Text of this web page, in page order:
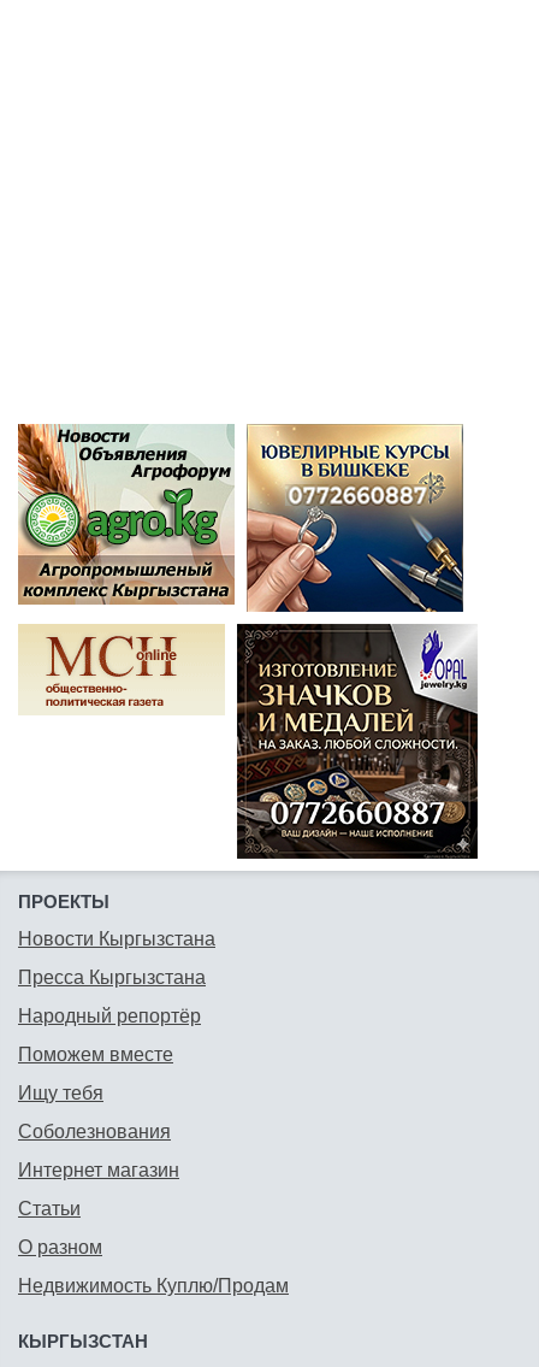
ПРОЕКТЫ
Новости Кыргызстана
Пресса Кыргызстана
Народный репортёр
Поможем вместе
Ищу тебя
Соболезнования
Интернет магазин
Статьи
О разном
Недвижимость Куплю/Продам
КЫРГЫЗСТАН